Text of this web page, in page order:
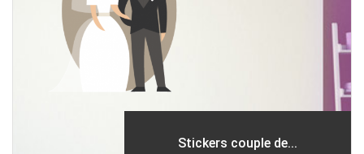
Stickers couple de...